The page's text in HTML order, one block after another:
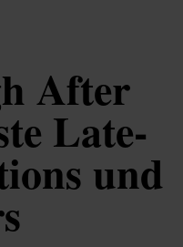
After
Late-
und